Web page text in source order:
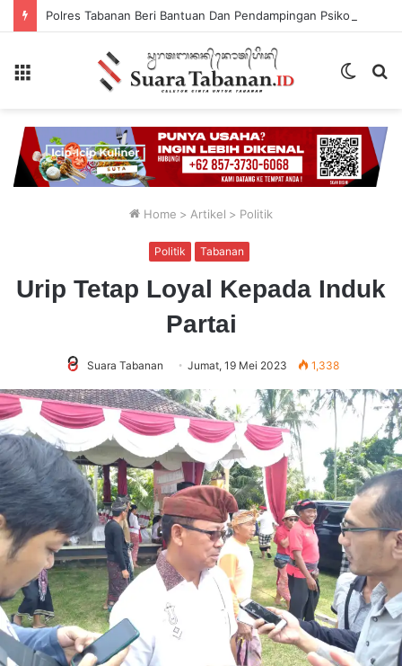
Switch
Home > Artikel > Politik
Politik Tabanan
Urip Tetap Loyal Kepada Induk
Partai
Suara Tabanan Jumat, 19 Mei 2023 1,338